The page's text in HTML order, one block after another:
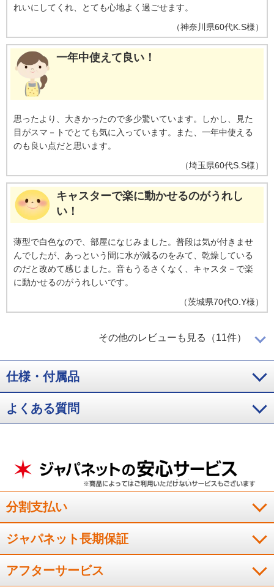
れいにしてくれ、とても心地よく過ごせます。
（神奈川県60代K.S様）
一年中使えて良い！
思ったより、大きかったので多少驚いています。しかし、見た
目がスマ－トでとても気に入っています。また、一年中使える
のも良い点だと思います。
（埼玉県60代S.S様）
キャスターで楽に動かせるのがうれし
い！
薄型で白色なので、部屋になじみました。普段は気が付きませ
んでしたが、あっという間に水が減るのをみて、乾燥している
のだと改めて感じました。音もうるさくなく、キャスタ－で楽
に動かせるのがうれしいです。
（茨城県70代O.Y様）
加湿もできる空気清浄機！
入しました。タンクの容量も十分あり、大変満足しています。
（宮城県60代M.K様）
明るさも調整できるし、音も静かで睡眠に何の問題もなく使用
しています。
しっかり加湿してくれて夜間も快適
その他のレビューも見る（11件）
仕様・付属品
よくある質問
分割支払い
ジャパネット長期保証
アフターサービス